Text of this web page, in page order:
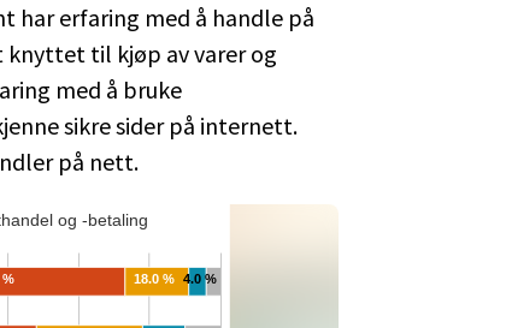
har erfaring med å handle på
til kjøp av varer og
med å bruke
sikre sider på internett.
på nett.